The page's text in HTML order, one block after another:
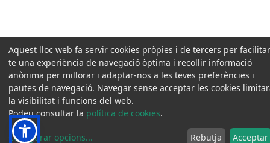
Aquest lloc web fa servir cookies pròpies i de tercers per
te una experiència de navegació òptima i recollir informació
anònima per millorar i adaptar-nos a les teves preferències i
pautes de navegació. Navegar sense acceptar les cookies
la visibilitat i funcions del web.
Podeu consultar la política de cookies.
Configurar opcions... Rebutja Acceptar